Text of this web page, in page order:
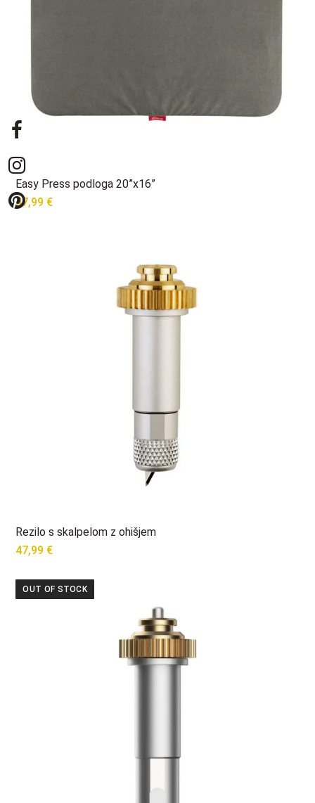
Easy Press podloga 20”x16”
47,99 €
Rezilo s skalpelom z ohišjem
47,99 €
OUT OF STOCK